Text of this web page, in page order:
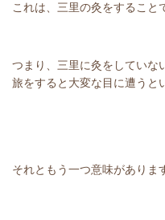
これは、三里の灸をすること
つまり、三里に灸をしていな
旅をすると大変な目に遭うと
それともう一つ意味がありま